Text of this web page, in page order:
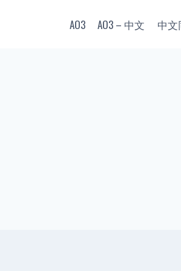
AO3 AO3 – 中文 中